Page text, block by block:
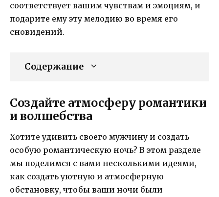
соответствует вашим чувствам и эмоциям, и
подарите ему эту мелодию во время его
сновидений.
Содержание
Создайте атмосферу романтики
и волшебства
Хотите удивить своего мужчину и создать
особую романтическую ночь? В этом разделе
мы поделимся с вами несколькими идеями,
как создать уютную и атмосферную
обстановку, чтобы ваши ночи были